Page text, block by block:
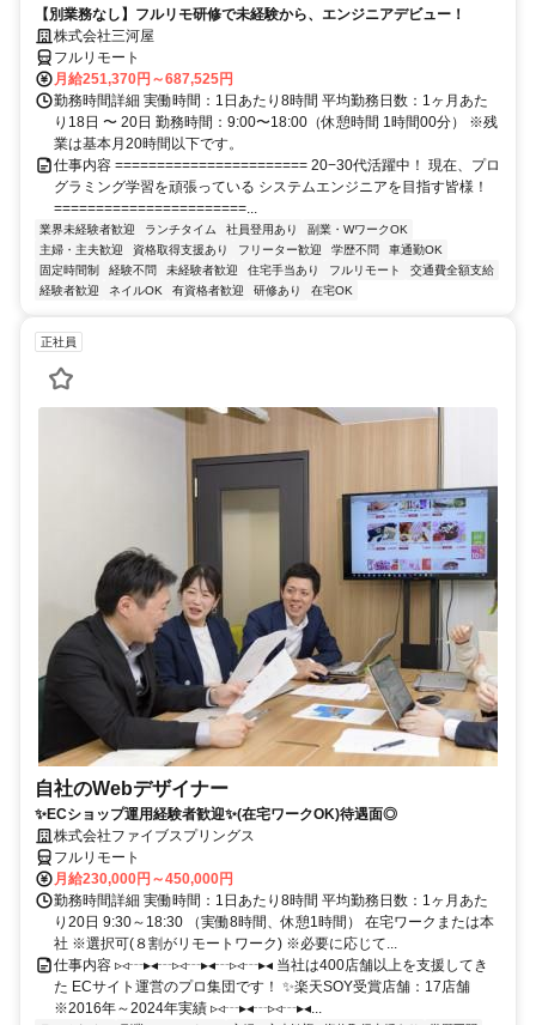
【別業務なし】フルリモ研修で未経験から、エンジニアデビュー！
株式会社三河屋
フルリモート
月給251,370円～687,525円
勤務時間詳細 実働時間：1日あたり8時間 平均勤務日数：1ヶ月あた
り18日 〜 20日 勤務時間：9:00〜18:00（休憩時間 1時間00分） ※残
業は基本月20時間以下です。
仕事内容 ======================= 20−30代活躍中！ 現在、プロ
グラミング学習を頑張っている システムエンジニアを目指す皆様！
=======================...
業界未経験者歓迎 ランチタイム 社員登用あり
副業・WワークOK
主婦・主夫歓迎
資格取得支援あり フリーター歓迎 学歴不問
車通勤OK
固定時間制
経験不問 未経験者歓迎 住宅手当あり フルリモート
交通費全額支給
経験者歓迎
ネイルOK 有資格者歓迎 研修あり 在宅OK
正社員
自社のWebデザイナー
✨ECショップ運用経験者歓迎✨(在宅ワークOK)待遇面◎
株式会社ファイブスプリングス
フルリモート
月給230,000円～450,000円
勤務時間詳細 実働時間：1日あたり8時間 平均勤務日数：1ヶ月あた
り20日 9:30～18:30 （実働8時間、休憩1時間） 在宅ワークまたは本
社 ※選択可(８割がリモートワーク) ※必要に応じて...
仕事内容 ▹◃┄▸◂┄▹◃┄▸◂┄▹◃┄▸◂ 当社は400店舗以上を支援してき
た ECサイト運営のプロ集団です！ ✨楽天SOY受賞店舗：17店舗
※2016年～2024年実績 ▹◃┄▸◂┄▹◃┄▸◂...